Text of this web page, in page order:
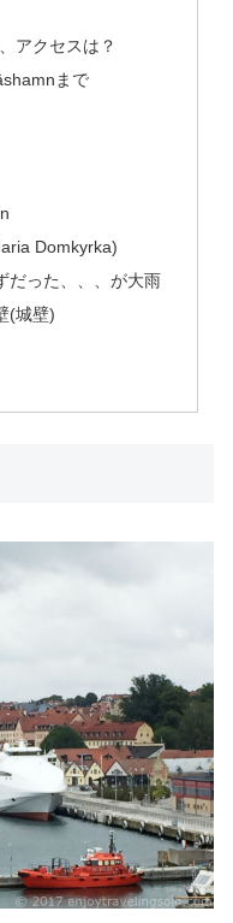
アクセスは？
まで
Domkyrka)
だった、、、が大雨
(城壁)